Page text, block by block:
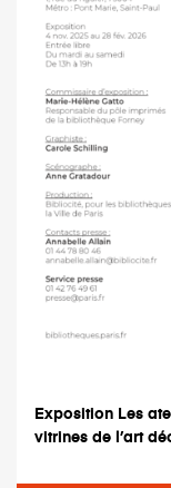
Exposition Les
vitrines de l’art